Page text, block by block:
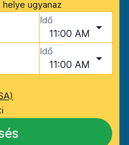
ugyanaz
Idő
11:00 AM
Idő
11:00 AM